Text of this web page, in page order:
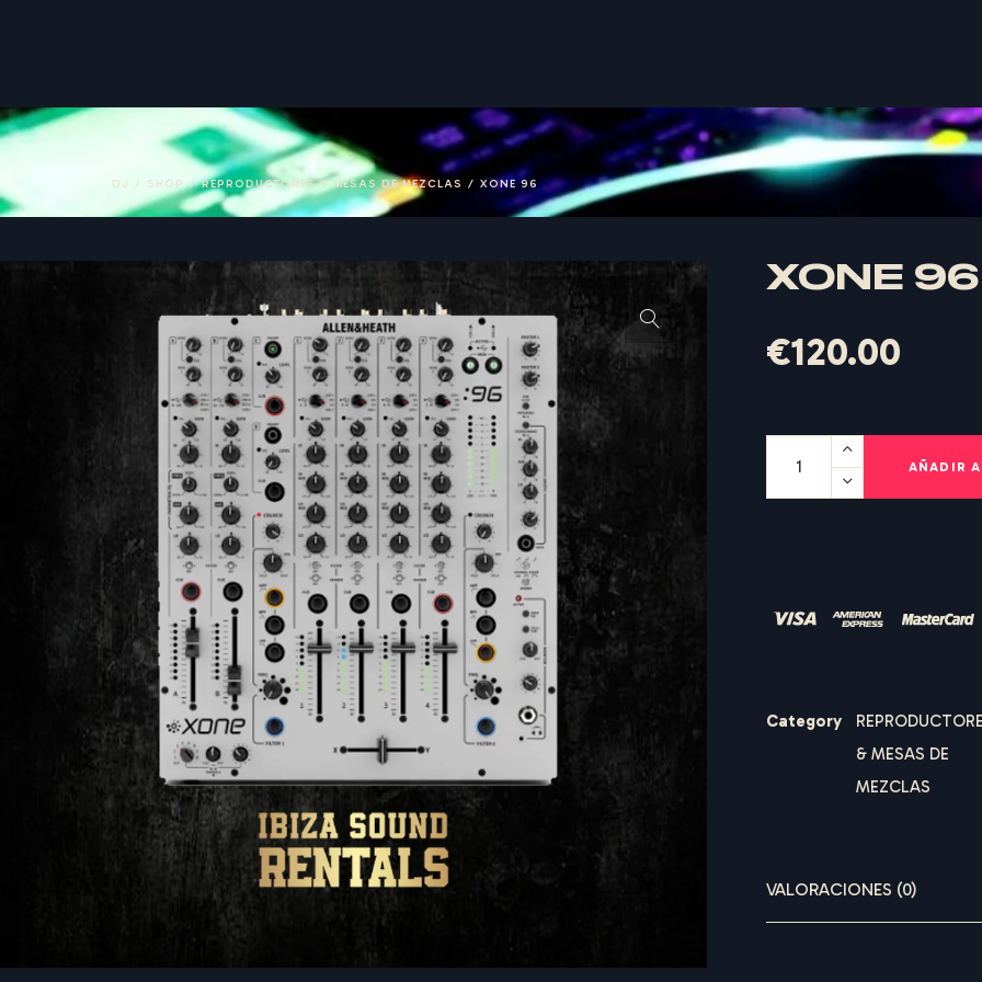
IBIZA SO U N RE
LOGIN
Nombre de usuario o correo electrónico
Contraseña *
DJ / SHOP / REPRODUCTORES & MESAS DE MEZCLAS / XONE 96
XONE 96
€120.00
AÑADIR
Category
& MESAS DE
MEZCLAS
VALORACIONES (0)